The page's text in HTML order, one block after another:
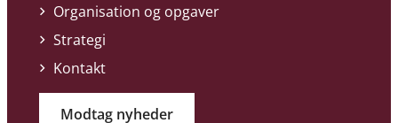
Organisation og opgaver
Strategi
Kontakt
Modtag nyheder